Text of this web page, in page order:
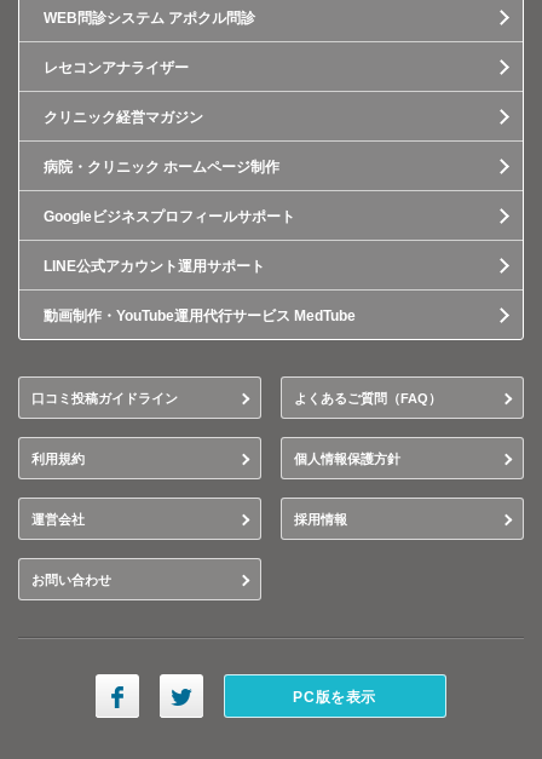
WEB問診システム アポクル問診
レセコンアナライザー
クリニック経営マガジン
病院・クリニック ホームページ制作
Googleビジネスプロフィールサポート
LINE公式アカウント運用サポート
動画制作・YouTube運用代行サービス MedTube
口コミ投稿ガイドライン よくあるご質問（FAQ）
利用規約 個人情報保護方針
運営会社 採用情報
お問い合わせ
PC版を表示